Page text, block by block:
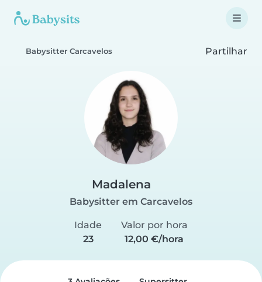
Babysitter Carcavelos Partilhar
Madalena
Babysitter em Carcavelos
Idade
23
Valor por hora
12,00 €/hora